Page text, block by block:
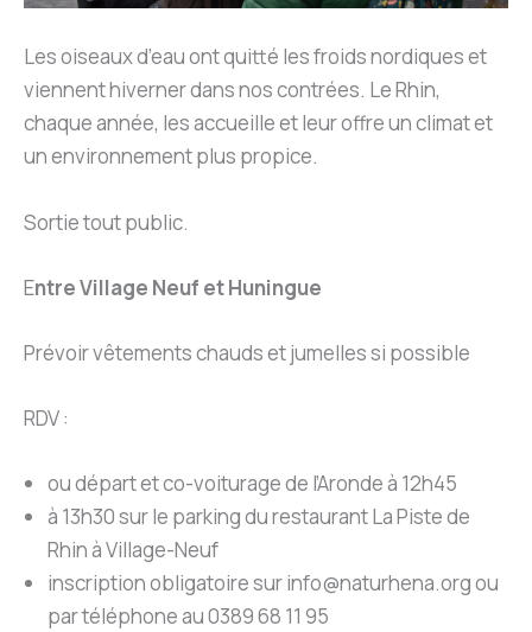
Les oiseaux d’eau ont quitté les froids nordiques et
viennent hiverner dans nos contrées. Le Rhin,
chaque année, les accueille et leur offre un climat et
un environnement plus propice.
Sortie tout public.
Entre Village Neuf et Huningue
Prévoir vêtements chauds et jumelles si possible
RDV :
ou départ et co-voiturage de l’Aronde à 12h45
à 13h30 sur le parking du restaurant La Piste de
Rhin à Village-Neuf
inscription obligatoire sur info@naturhena.org ou
par téléphone au 0389 68 11 95